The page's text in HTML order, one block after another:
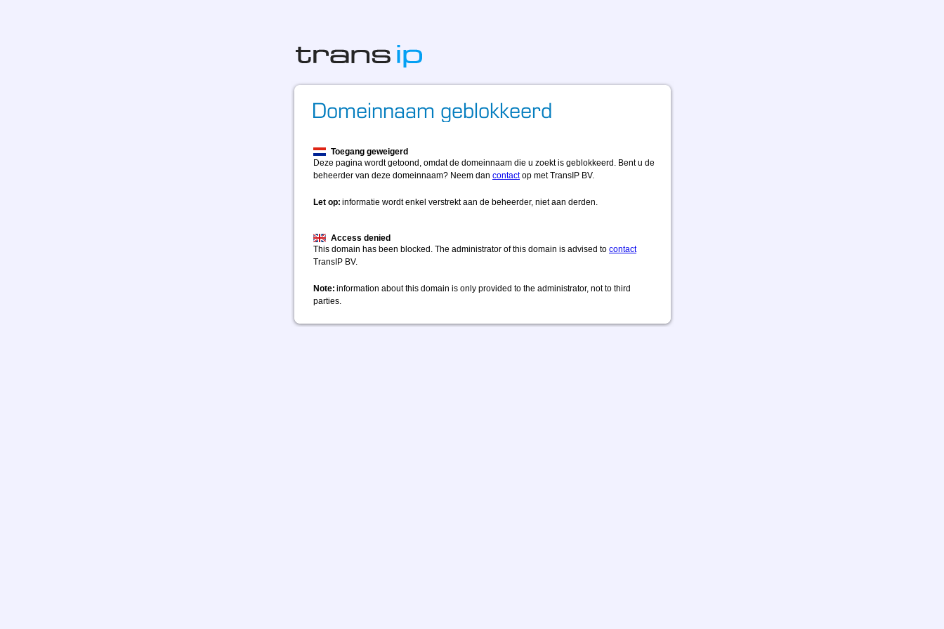
Toegang geweigerd
Deze pagina wordt getoond, omdat de domeinnaam die u zoekt is geblokkeerd. Bent u de
beheerder van deze domeinnaam? Neem dan contactop met TransIP BV.
Let op: informatie wordt enkel verstrekt aan de beheerder, niet aan derden.
Access denied
This domain has been blocked. The administrator of this domain is advised to contact
TransIP BV.
Note: information about this domain is only provided to the administrator, not to third
parties.